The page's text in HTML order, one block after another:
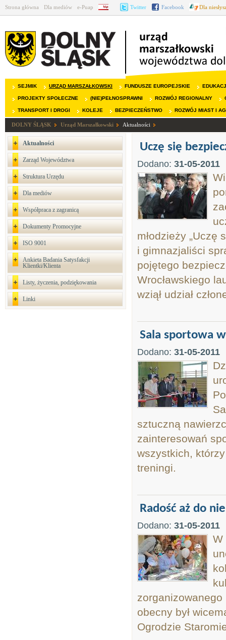
Strona główna Dla mediów e-Puap BIP Twitter Facebook Dla
SEJMIK URZĄD MARSZAŁKOWSKI FUNDUSZE EUROPEJSKIE
PROJEKTY SPOŁECZNE (NIE)PEŁNOSPRAWNI ROZWÓJ REGIONALNY
TRANSPORT I DROGI KOLEJE BEZPIECZEŃSTWO ROZWÓJ MIAST I
DOLNY ŚLĄSK Urząd Marszałkowski Aktualności
Aktualności
Zarząd Województwa
Struktura Urzędu
Dla mediów
Współpraca z zagranicą
Dokumenty Promocyjne
ISO 9001
Ankieta Badania Satysfakcji
Klientki/Klienta
Listy, życzenia, podziękowania
Linki
Uczę się
Dodano: 31-05-2011
młodzieży „Uczę
i gimnazjaliści
pojętego
Wrocławskiego
wziął udział
Sala sportowa
Dodano: 31-05-2011
sztuczną
zainteresowań
wszystkich,
treningi.
Radość aż do
Dodano: 31-05-2011
W
zorganizowanego
obecny był
Ogrodzie